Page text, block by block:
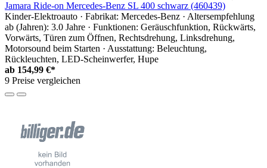
Jamara Ride-on Mercedes-Benz SL 400 schwarz (460439)
Kinder-Elektroauto · Fabrikat: Mercedes-Benz · Altersempfehlung
ab (Jahren): 3.0 Jahre · Funktionen: Geräuschfunktion, Rückwärts,
Vorwärts, Türen zum Öffnen, Rechtsdrehung, Linksdrehung,
Motorsound beim Starten · Ausstattung: Beleuchtung,
Rückleuchten, LED-Scheinwerfer, Hupe
ab 154,99 €*
9 Preise vergleichen